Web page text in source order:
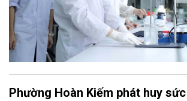
Phường Hoàn Kiếm phát huy